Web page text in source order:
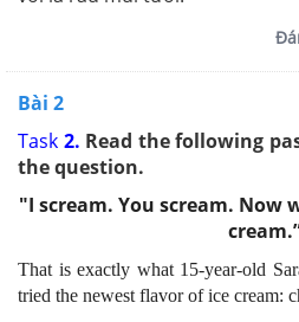
Bài 2
Task 2. Read the following
the question.
"I scream. You scream. Now
That is exactly what 15-year-old
tried the newest flavor of ice cream: